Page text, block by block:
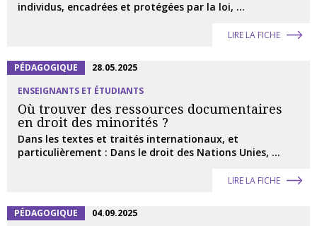
individus, encadrées et protégées par la loi, ...
LIRE LA FICHE
PÉDAGOGIQUE
28.05.2025
ENSEIGNANTS ET ÉTUDIANTS
Où trouver des ressources documentaires
en droit des minorités ?
Dans les textes et traités internationaux, et
particulièrement : Dans le droit des Nations Unies, ...
LIRE LA FICHE
PÉDAGOGIQUE
04.09.2025